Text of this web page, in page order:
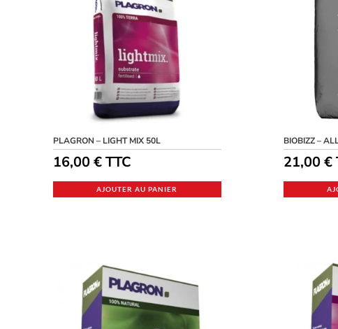
PLAGRON – LIGHT MIX 50L
16,00€TTC
AJOUTER AU PANIER
BIOBIZZ –
21,00€